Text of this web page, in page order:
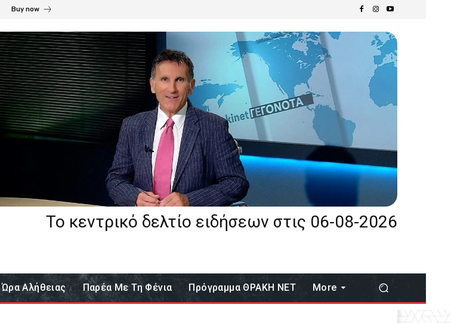
Buy now
Το κεντρικό δελτίο ειδήσεων στις 06-08-2026
Ώρα Αλήθειας Παρέα Με Τη Φένια Πρόγραμμα ΘΡΑΚΗ ΝΕΤ More